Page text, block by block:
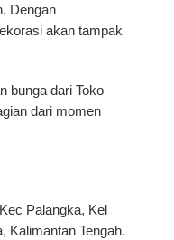
Dengan
akan tampak
bunga dari Toko
dari momen
Palangka, Kel
Kalimantan Tengah.